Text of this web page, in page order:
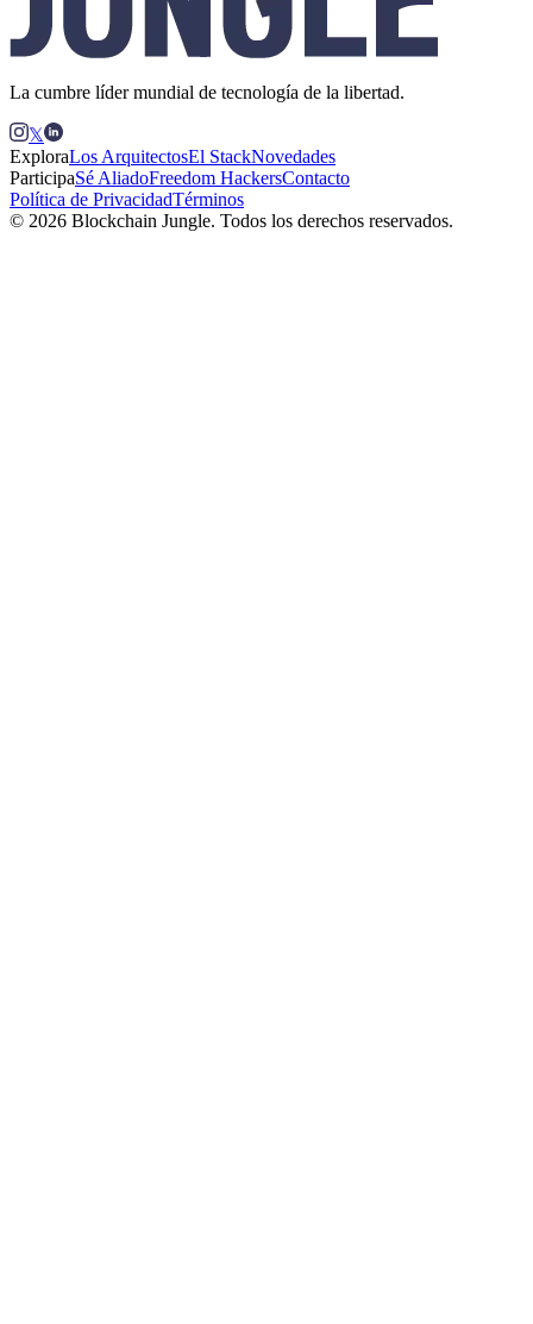
La cumbre líder mundial de tecnología de la libertad.
𝕏
ExploraLos ArquitectosEl StackNovedades
ParticipaSé AliadoFreedom HackersContacto
Política de PrivacidadTérminos
© 2026 Blockchain Jungle. Todos los derechos reservados.